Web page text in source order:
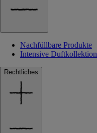
Nachfüllbare Produkte
Intensive Duftkollektion
Rechtliches